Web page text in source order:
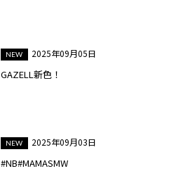
2025年09月05日
GAZELL新色！
2025年09月03日
#NB#MAMASMW